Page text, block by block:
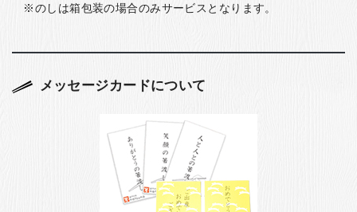
のしは箱包装の場合のみサービスとなります。
メッセージカードについて